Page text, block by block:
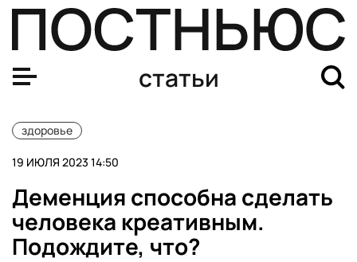
статьи
здоровье
19 ИЮЛЯ 2023 14:50
Деменция способна сделать
человека креативным.
Подождите, что?
Помогают ли домашние животные облегчить